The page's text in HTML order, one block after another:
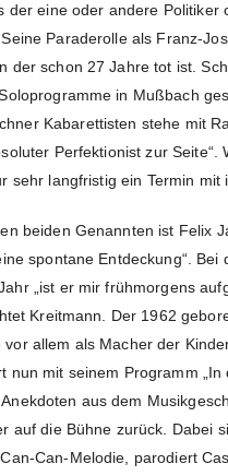
der eine oder andere Politiker
Paraderolle als Franz-
der schon 27 Jahre tot ist.
in Mußbach
Kabarettisten stehe mit
Perfektionist zur Seite“.
sehr langfristig ein Termin mit
beiden Genannten ist Felix
spontane Entdeckung“.
„ist er mir frühmorgens
Kreitmann. Der 1962
allem als Macher der
nun mit seinem Programm
aus dem
auf die Bühne zurück. Dabei
Can-Melodie, parodiert